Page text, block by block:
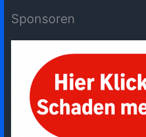
Sponsoren